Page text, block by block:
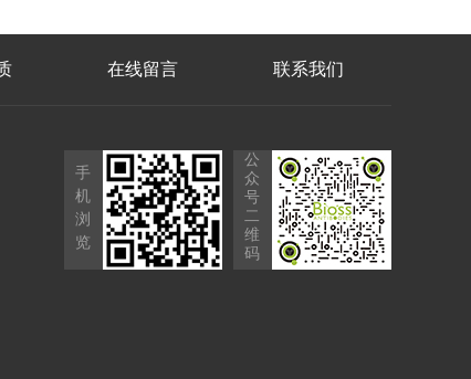
在线留言 联系我们
手
机
浏
览
公
众
号
二
维
码